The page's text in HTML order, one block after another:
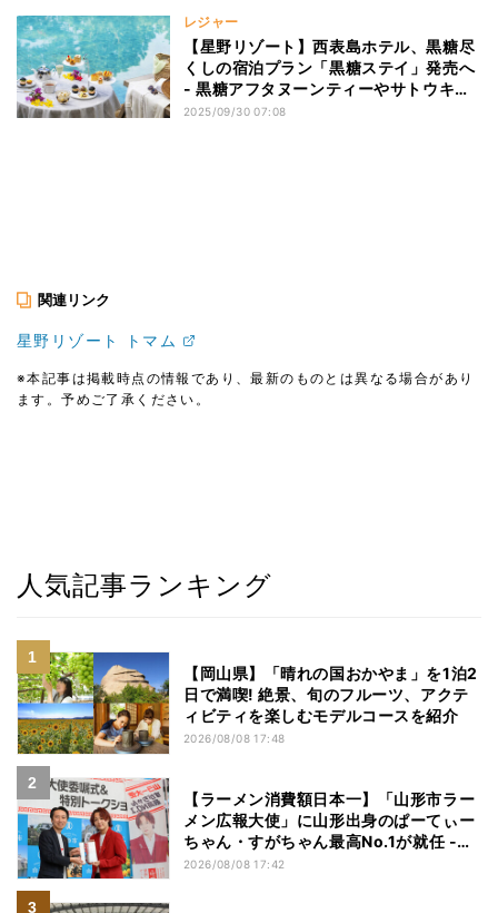
レジャー
【星野リゾート】西表島ホテル、黒糖尽
くしの宿泊プラン「黒糖ステイ」発売へ
- 黒糖アフタヌーンティーやサトウキビ
畑ツアーなど
2025/09/30 07:08
関連リンク
星野リゾート トマム
※本記事は掲載時点の情報であり、最新のものとは異なる場合があり
ます。予めご了承ください。
人気記事ランキング
【岡山県】「晴れの国おかやま」を1泊2
日で満喫! 絶景、旬のフルーツ、アクテ
ィビティを楽しむモデルコースを紹介
2026/08/08 17:48
【ラーメン消費額日本一】「山形市ラー
メン広報大使」に山形出身のぱーてぃー
ちゃん・すがちゃん最高No.1が就任 -
「山ラー」の魅力を発信へ
2026/08/08 17:42